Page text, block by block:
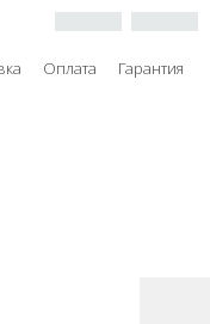
Оплата
Гарантия